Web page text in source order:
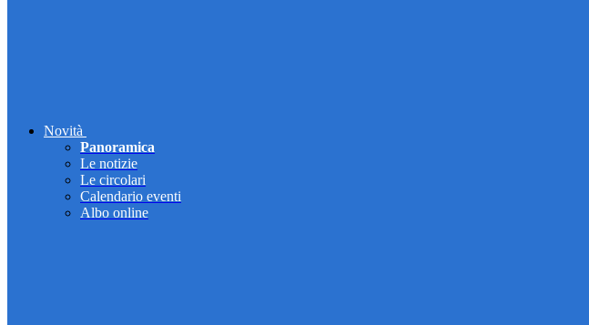
Novità
Panoramica
Le notizie
Le circolari
Calendario eventi
Albo online